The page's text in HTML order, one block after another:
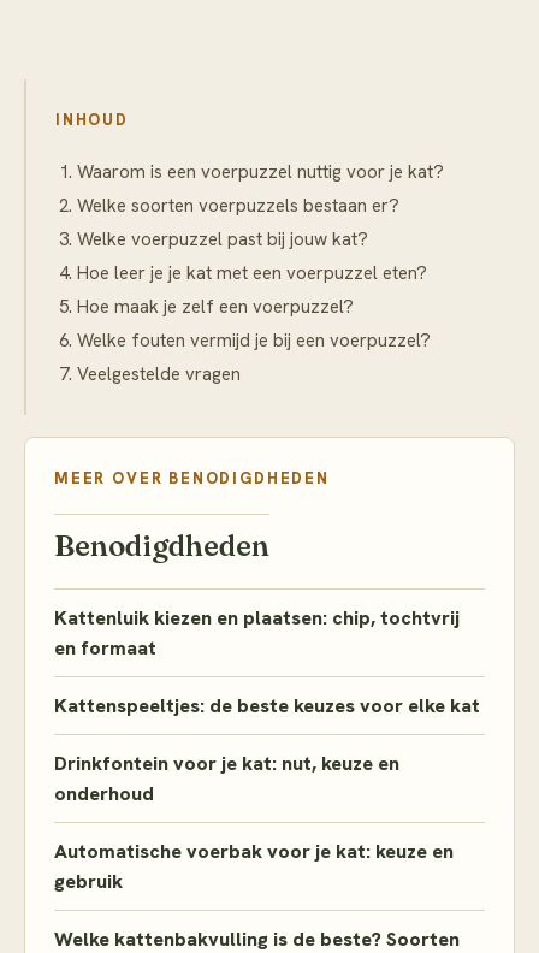
INHOUD
Waarom is een voerpuzzel nuttig voor je kat?
Welke soorten voerpuzzels bestaan er?
Welke voerpuzzel past bij jouw kat?
Hoe leer je je kat met een voerpuzzel eten?
Hoe maak je zelf een voerpuzzel?
Welke fouten vermijd je bij een voerpuzzel?
Veelgestelde vragen
MEER OVER BENODIGDHEDEN
Benodigdheden
Kattenluik kiezen en plaatsen: chip, tochtvrij
en formaat
Kattenspeeltjes: de beste keuzes voor elke kat
Drinkfontein voor je kat: nut, keuze en
onderhoud
Automatische voerbak voor je kat: keuze en
gebruik
Welke kattenbakvulling is de beste? Soorten